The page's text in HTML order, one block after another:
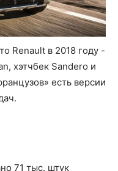
Renault в 2018 году -
хэтчбек Sandero и
есть версии
71 тыс. штук